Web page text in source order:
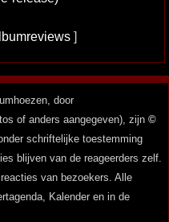
]
door
of anders aangegeven), zijn ©
schriftelijke toestemming
blijven van de reageerders zelf.
van bezoekers. Alle
Kalender en in de